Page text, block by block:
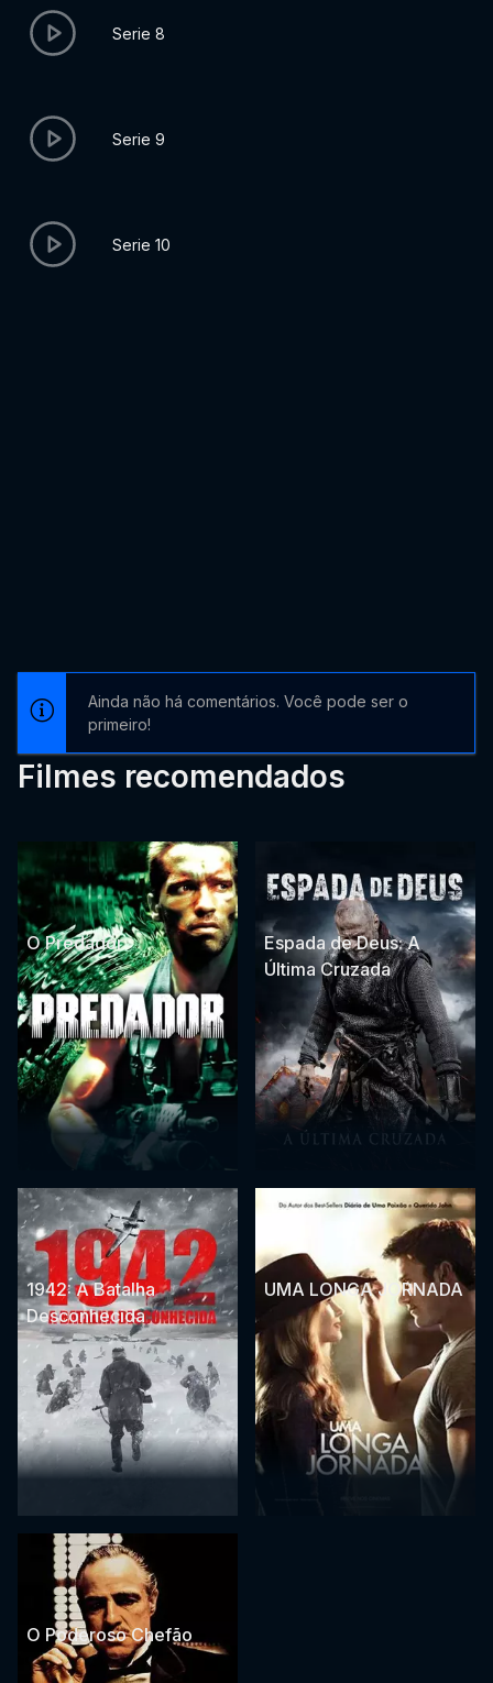
Serie 8
Serie 9
Serie 10
Ainda não há comentários. Você pode ser o
primeiro!
Filmes recomendados
O Predador
Espada de Deus: A
Última Cruzada
1942: A Batalha
Desconhecida
UMA LONGA JORNADA
O Poderoso Chefão